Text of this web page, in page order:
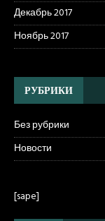
Декабрь 2017
Ноябрь 2017
РУБРИКИ
Без рубрики
Новости
[sape]